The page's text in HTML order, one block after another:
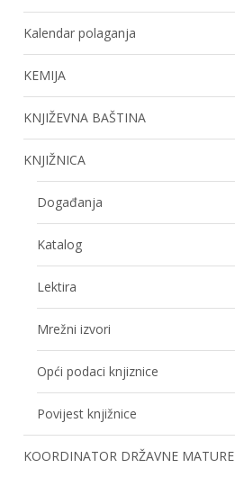
Kalendar polaganja
KEMIJA
KNJIŽEVNA BAŠTINA
KNJIŽNICA
Događanja
Katalog
Lektira
Mrežni izvori
Opći podaci knjiznice
Povijest knjižnice
KOORDINATOR DRŽAVNE MATURE